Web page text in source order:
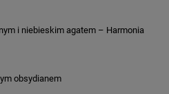
i niebieskim agatem – Harmonia
obsydianem